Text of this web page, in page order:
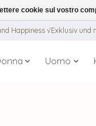
Happiness √Exklusiv
Uomo
cookie sul vostro